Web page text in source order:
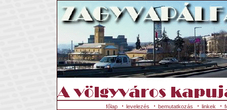
főlap levelezés bemutatkozás linkek